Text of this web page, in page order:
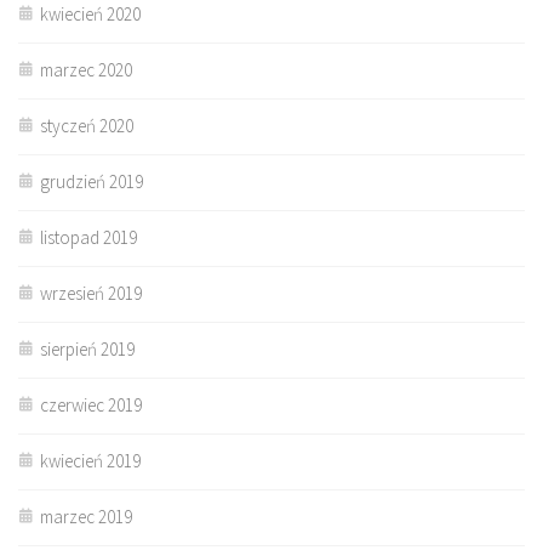
kwiecień 2020
marzec 2020
styczeń 2020
grudzień 2019
listopad 2019
wrzesień 2019
sierpień 2019
czerwiec 2019
kwiecień 2019
marzec 2019